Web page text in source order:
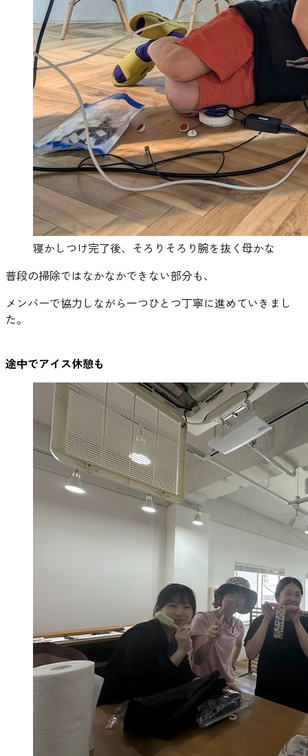
寝かしつけ完了後、そろりそろり腕を抜く母かな
普段の掃除ではなかなかできない部分も、
メンバーで協力しながら一つひとつ丁寧に進めていきまし
た。
途中でアイス休憩も